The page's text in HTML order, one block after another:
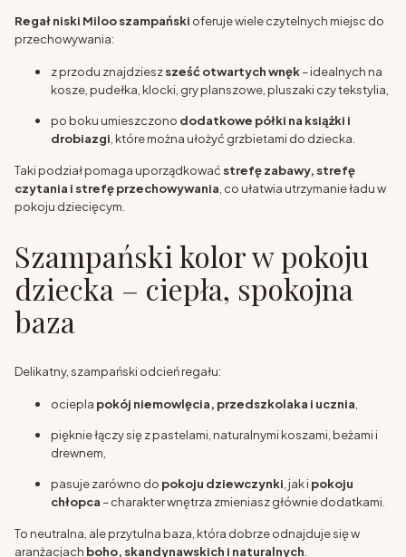
Regał niski Miloo szampański oferuje wiele czytelnych miejsc do
przechowywania:
z przodu znajdzieszsześć otwartych wnęk– idealnych na
kosze, pudełka, klocki, gry planszowe, pluszaki czy tekstylia,
po boku umieszczono dodatkowe półki na książki i
drobiazgi, które można ułożyć grzbietami do dziecka.
Taki podział pomaga uporządkować strefę zabawy, strefę
czytania i strefę przechowywania, co ułatwia utrzymanie ładu w
pokoju dziecięcym.
Szampański kolor w pokoju
dziecka – ciepła, spokojna
baza
Delikatny, szampański odcień regału:
ociepla pokój niemowlęcia, przedszkolaka i ucznia
pięknie łączy się z pastelami, naturalnymi koszami, beżami i
drewnem,
pasuje zarówno do pokoju dziewczynki , jak i pokoju
chłopca – charakter wnętrza zmieniasz głównie dodatkami.
To neutralna, ale przytulna baza, która dobrze odnajduje się w
aranżacjach boho, skandynawskich i naturalnych